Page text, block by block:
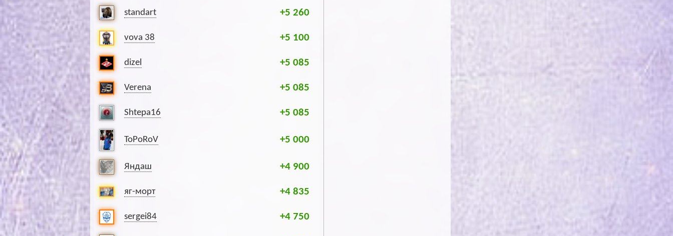
standart +5 260
vova 38 +5 100
dizel +5 085
Verena +5 085
Shtepa16 +5 085
ToPoRoV +5 000
Яндаш +4 900
яг-морт +4 835
sergei84 +4 750